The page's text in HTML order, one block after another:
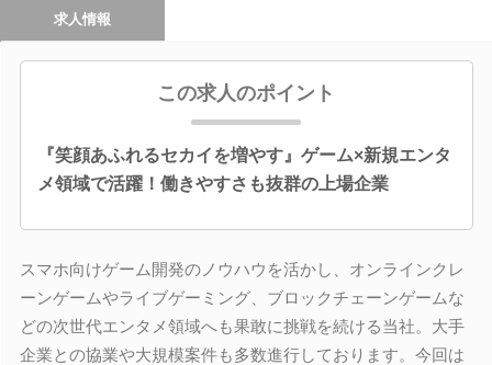
求人情報
この求人のポイント
『笑顔あふれるセカイを増やす』ゲーム×新規エンタ
メ領域で活躍！働きやすさも抜群の上場企業
スマホ向けゲーム開発のノウハウを活かし、オンラインクレ
ーンゲームやライブゲーミング、ブロックチェーンゲームな
どの次世代エンタメ領域へも果敢に挑戦を続ける当社。大手
企業との協業や大規模案件も多数進行しております。今回は